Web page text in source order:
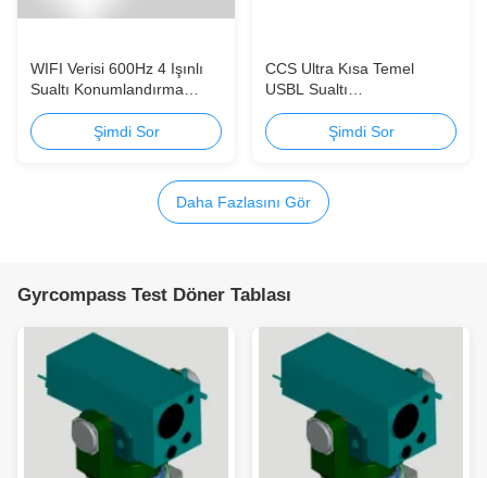
WIFI Verisi 600Hz 4 Işınlı
Sualtı Konumlandırma
Sistemi 75 metreye kadar
Hız Profili Yüksek Doğruluk
Şimdi Sor
CCS Ultra Kısa Temel
USBL Sualtı
Konumlandırma Sistemi
Uygun Maliyetli
Şimdi Sor
Daha Fazlasını Gör
Gyrcompass Test Döner Tablası